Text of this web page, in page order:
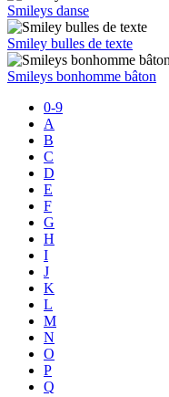
Smileys danse
Smiley bulles de texte
Smileys bonhomme bâton
0-9
A
B
C
D
E
F
G
H
I
J
K
L
M
N
O
P
Q